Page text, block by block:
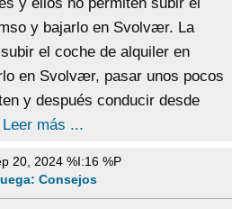
y bajarlo en Svolvær. La
el coche de alquiler en
en Svolvær, pasar unos pocos
y después conducir desde
Leer más ...
20, 2024 %I:16 %P
Consejos